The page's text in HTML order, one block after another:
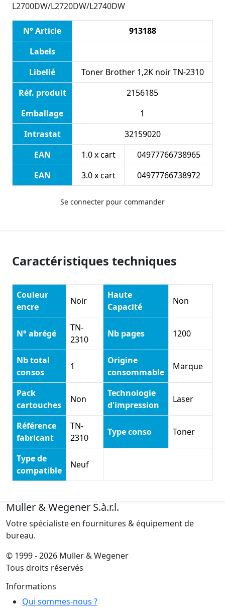
L2700DW/L2720DW/L2740DW
N° Article
913188
Labels
Libellé
Toner Brother 1,2K noir TN-2310
Réf. produit
2156185
Emballage
1
Intrastat
32159020
EAN
1.0 x cart
04977766738965
EAN
3.0 x cart 04977766738972
Se connecter pour commander
Caractéristiques techniques
Couleur
encre
Noir
Haute
Capacité
Non
N° abrégé
TN-
2310
Nb pages 1200
Nb total
consos
1
Origine
consommable
Marque
Pack
cartouches
Non
Technologie
d'impression
Laser
Référence
fabricant
TN-
2310
Type conso Toner
Type de
compatible
Neuf
Muller & Wegener S.à.r.l.
Votre spécialiste en fournitures & équipement de
bureau.
© 1999 - 2026 Muller & Wegener
Tous droits réservés
Informations
Qui sommes-nous ?